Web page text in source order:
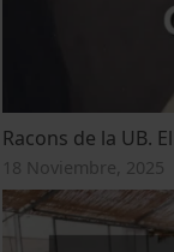
Racons de la UB.
18 Noviembre, 2025